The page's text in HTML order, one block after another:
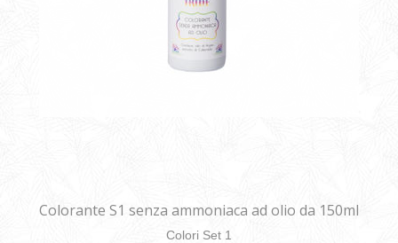
Colorante S1 senza ammoniaca ad olio da 150ml
Colori Set 1